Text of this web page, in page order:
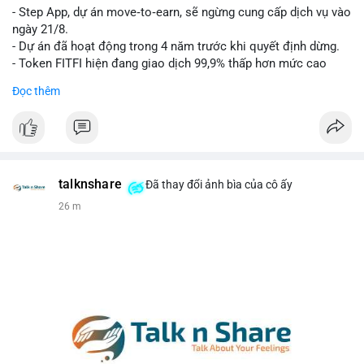
Lời khuyên cho nhà đầu tư nhỏ lẻ: Theo dõi xác nhận của giao
dịch này. Nếu BTC tiếp tục bị rút khỏi sàn với tần suất tăng, đó
là tín hiệu tích cực cho xu hướng tăng giá. Hạn chế hành động
- Step App, dự án move‑to‑earn, sẽ ngừng cung cấp dịch vụ vào
ngày 21/8.
- Dự án đã hoạt động trong 4 năm trước khi quyết định dừng.
- Token FITFI hiện đang giao dịch 99,9% thấp hơn mức cao
#vlikevn #titanbot
Đọc thêm
talknshare Đã thay đổi ảnh bìa của cô ấy
26 m